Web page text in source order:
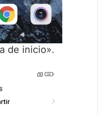
de inicio».